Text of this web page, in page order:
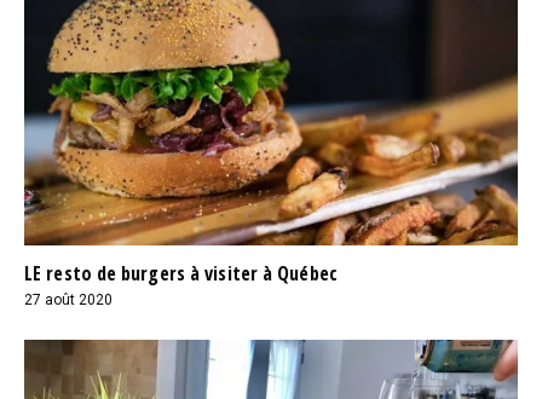
LE resto de burgers à visiter à Québec
27 août 2020